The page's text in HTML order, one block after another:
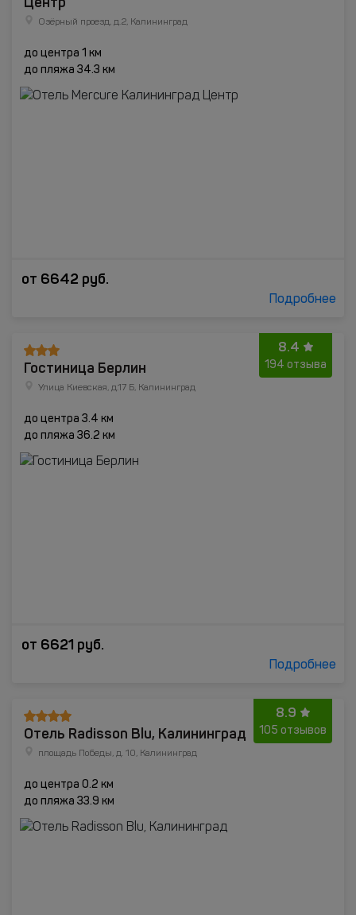
Озёрный проезд, д.2, Калининград
до центра 1 км
до пляжа 34.3 км
от 6642 руб.
Подробнее
8.4
194 отзыва
Гостиница Берлин
Улица Киевская, д.17 Б, Калининград
до центра 3.4 км
до пляжа 36.2 км
от 6621 руб.
Подробнее
8.9
105 отзывов
Отель Radisson Blu, Калининград
площадь Победы, д. 10, Калининград
до центра 0.2 км
до пляжа 33.9 км